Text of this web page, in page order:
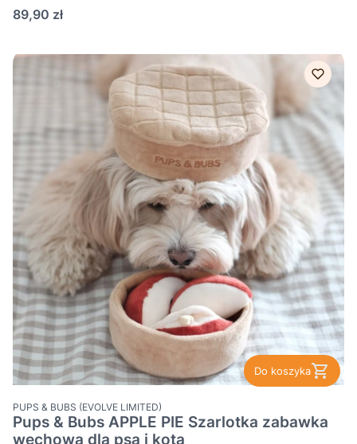
Cena
89,90 zł
Do koszyka
PRODUCENT
PUPS & BUBS (EVOLVE LIMITED)
Pups & Bubs APPLE PIE Szarlotka zabawka
węchowa dla psa i kota